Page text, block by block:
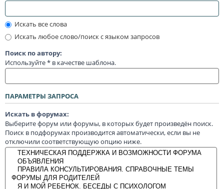
Искать все слова
Искать любое слово/поиск с языком запросов
Поиск по автору:
Используйте * в качестве шаблона.
ПАРАМЕТРЫ ЗАПРОСА
Искать в форумах:
Выберите форум или форумы, в которых будет произведён поиск.
Поиск в подфорумах производится автоматически, если вы не
отключили соответствующую опцию ниже.